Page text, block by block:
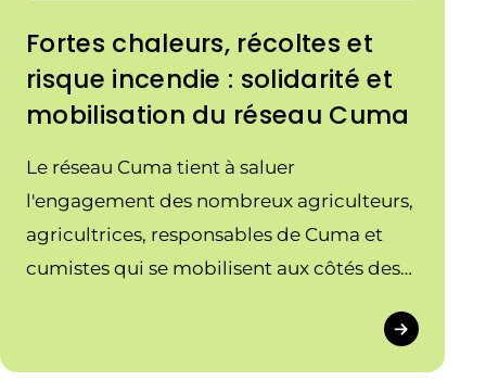
Fortes chaleurs, récoltes et
risque incendie : solidarité et
mobilisation du réseau Cuma
Le réseau Cuma tient à saluer
l'engagement des nombreux agriculteurs,
agricultrices, responsables de Cuma et
cumistes qui se mobilisent aux côtés des